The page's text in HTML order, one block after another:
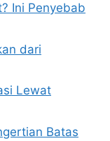
Ini Penyebab
dari
Lewat
Batas